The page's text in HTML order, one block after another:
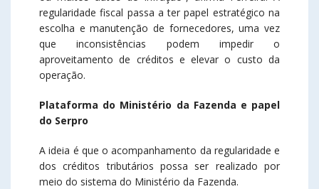
regularidade fiscal passa a ter papel estratégico na
escolha e manutenção de fornecedores, uma vez
que inconsistências podem impedir o
aproveitamento de créditos e elevar o custo da
operação.
Plataforma do Ministério da Fazenda e papel
do Serpro
A ideia é que o acompanhamento da regularidade e
dos créditos tributários possa ser realizado por
meio do sistema do Ministério da Fazenda.